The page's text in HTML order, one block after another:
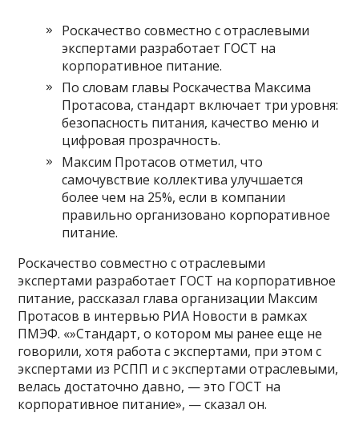
Роскачество совместно с отраслевыми
экспертами разработает ГОСТ на
корпоративное питание.
По словам главы Роскачества Максима
Протасова, стандарт включает три уровня:
безопасность питания, качество меню и
цифровая прозрачность.
Максим Протасов отметил, что
самочувствие коллектива улучшается
более чем на 25%, если в компании
правильно организовано корпоративное
питание.
Роскачество совместно с отраслевыми
экспертами разработает ГОСТ на корпоративное
питание, рассказал глава организации Максим
Протасов в интервью РИА Новости в рамках
ПМЭФ. «»Стандарт, о котором мы ранее еще не
говорили, хотя работа с экспертами, при этом с
экспертами из РСПП и с экспертами отраслевыми,
велась достаточно давно, — это ГОСТ на
корпоративное питание», — сказал он.